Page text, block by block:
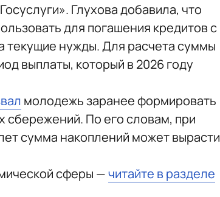
Глухова добавила, что
для погашения кредитов с
текущие нужды. Для расчета суммы
выплаты, который в 2026 году
молодежь заранее формировать
сбережений. По его словам, при
сумма накоплений может вырасти
сферы —читайте в разделе